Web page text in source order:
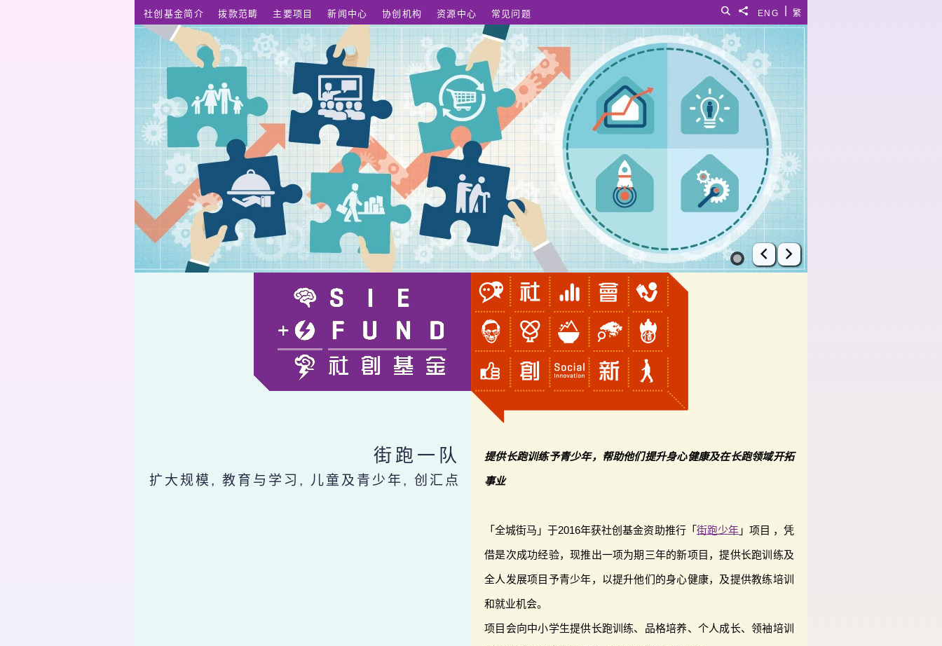
繁
ENG
分享給
搜寻
社创基金简介 拨款范畴 主要项目 新闻中心 协创机构 资源中心 常见问题
上一张幻灯片
下一张幻灯片
街跑一队
扩大规模, 教育与学习, 儿童及青少年, 创汇点
提供长跑训练予青少年，帮助他们提升身心健康及在长跑领域开拓
事业
「全城街马」于2016年获社创基金资助推行「 街跑少年」项目 ，凭
借是次成功经验，现推出一项为期三年的新项目，提供长跑训练及
全人发展项目予青少年，以提升他们的身心健康，及提供教练培训
和就业机会。
项目会向中小学生提供长跑训练、品格培养、个人成长、领袖培训